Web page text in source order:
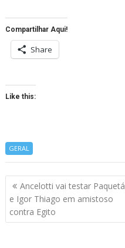
Compartilhar Aqui!
Share
Like this:
GERAL
Navegação
de
artigos
Ancelotti vai testar Paquetá
e Igor Thiago em amistoso
contra Egito